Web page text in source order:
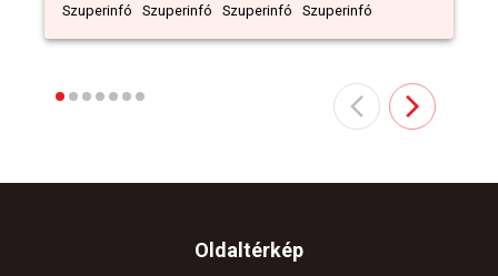
Szuperinfó
Szuperinfó
Szuperinfó
Szuperinfó
Oldaltérkép